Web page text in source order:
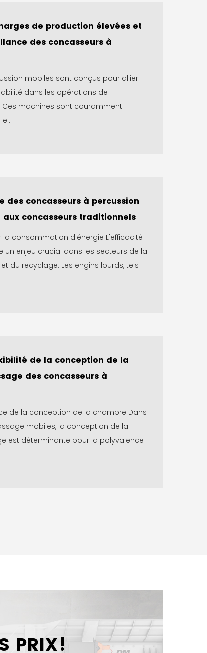
de production élevées et
des concasseurs à
mobiles sont conçus pour allier
dans les opérations de
machines sont couramment
des concasseurs à percussion
concasseurs traditionnels
la consommation d'énergie L'efficacité
un enjeu crucial dans les secteurs de la
du recyclage. Les engins lourds, tels
de la conception de la
des concasseurs à
de la conception de la chambre Dans
mobiles, la conception de la
est déterminante pour la polyvalence
PRIX!